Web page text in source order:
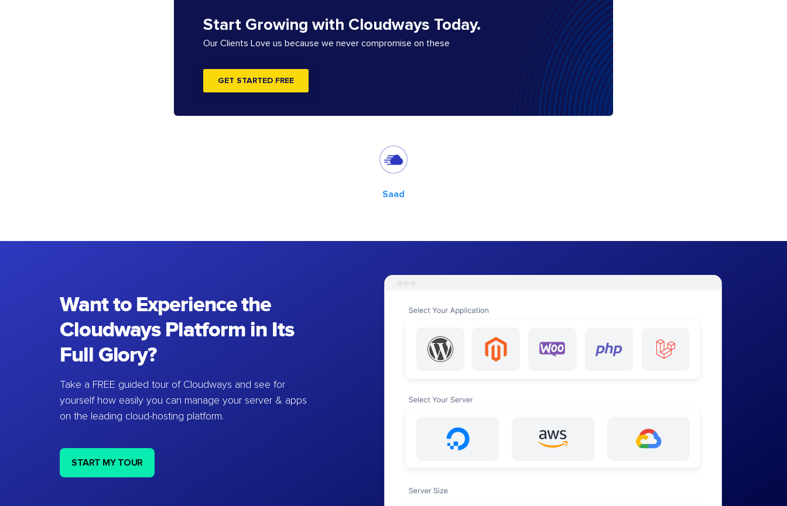
Start Growing with Cloudways Today.
Our Clients Love us because we never compromise on these
GET STARTED FREE
Saad
Want to Experience the
Cloudways Platform in Its
Full Glory?
Take a FREE guided tour of Cloudways and see for
yourself how easily you can manage your server & apps
on the leading cloud-hosting platform.
START MY TOUR